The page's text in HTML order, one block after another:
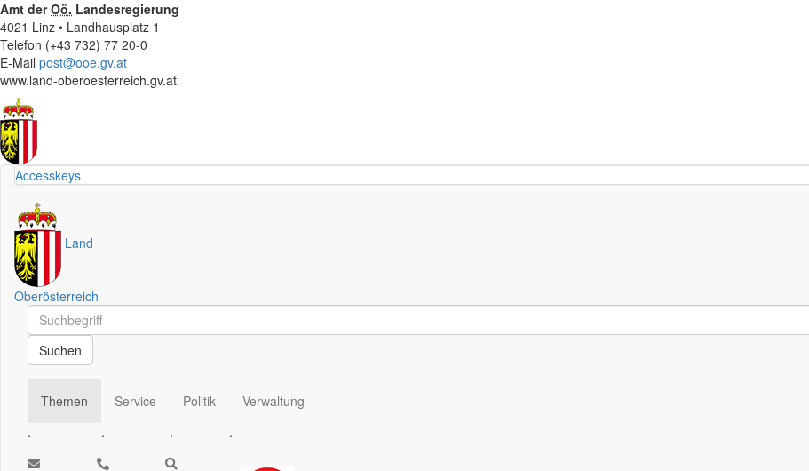
Amt derOö. Landesregierung
4021 Linz • Landhausplatz 1
Telefon (+43 732) 77 20-0
E-Mail post@ooe.gv.at
www.land-oberoesterreich.gv.at
Accesskeys
Land
Oberösterreich
Schnellsuche
Schnellsuche
Suchen
Themen
.
Service
.
Politik
.
Verwaltung
.